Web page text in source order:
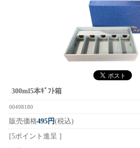
300ml5本ｷﾞﾌﾄ箱
00498180
販売価格495円(税込)
[5ポイント進呈 ]